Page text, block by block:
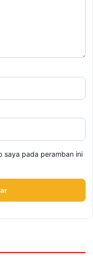
saya pada peramban ini